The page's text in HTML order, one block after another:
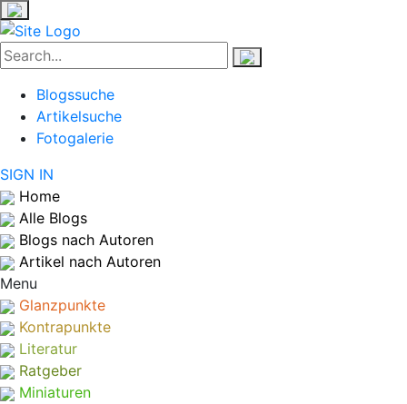
Blogssuche
Artikelsuche
Fotogalerie
SIGN IN
Home
Alle Blogs
Blogs nach Autoren
Artikel nach Autoren
Menu
Glanzpunkte
Kontrapunkte
Literatur
Ratgeber
Miniaturen